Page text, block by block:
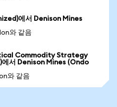
에서 Denison Mines
와 같음
Commodity Strategy
서 Denison Mines (Ondo
와 같음